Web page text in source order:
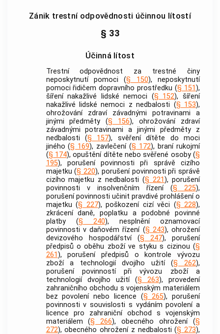
Zánik trestní odpovědnosti účinnou lítostí
§ 33
Účinná lítost
Trestní odpovědnost za trestné činy
neposkytnutí pomoci (§ 150), neposkytnutí
pomoci řidičem dopravního prostředku (§ 151),
šíření nakažlivé lidské nemoci (§ 152), šíření
nakažlivé lidské nemoci z nedbalosti (§ 153),
ohrožování zdraví závadnými potravinami a
jinými předměty (§ 156), ohrožování zdraví
závadnými potravinami a jinými předměty z
nedbalosti (§ 157), svěřenídítěte do moci
jiného (§ 169), zavlečení (§ 172), braní rukojmí
(§ 174), opuštění dítěte nebo svěřené osoby (§
195), porušení povinnosti při správě cizího
majetku (§ 220), porušení povinnosti při správě
cizího majetku z nedbalosti (§ 221), porušení
povinnosti v insolvenčním řízení(§ 225),
porušení povinnosti učinit pravdivé prohlášení o
majetku (§ 227), poškození cizí věci (§ 228),
zkrácení daně, poplatku a podobné povinné
platby (§ 240), nesplnění oznamovací
povinnosti v daňovém řízení (§ 243), ohrožení
devizového hospodářství (§ 247), porušení
předpisů o oběhu zboží ve styku s cizinou (§
261), porušení předpisů o kontrole vývozu
zboží a technologií dvojího užití (§ 262),
porušení povinností při vývozu zboží a
technologií dvojího užití (§ 263), provedení
zahraničního obchodu s vojenským materiálem
bez povolení nebo licence (§ 265), porušení
povinnosti v souvislosti s vydáním povolení a
licence pro zahraniční obchod s vojenským
materiálem (§ 266), obecného ohrožení (§
272), obecného ohrožení z nedbalosti (§ 273),